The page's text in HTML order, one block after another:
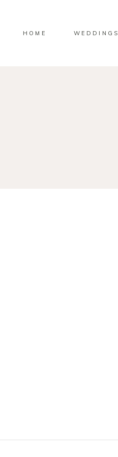
HOME WEDDINGS